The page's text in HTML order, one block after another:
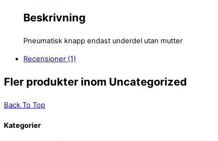
Beskrivning
Pneumatisk knapp endast underdel utan mutter
Recensioner (1)
Fler produkter inom Uncategorized
Back To Top
Kategorier